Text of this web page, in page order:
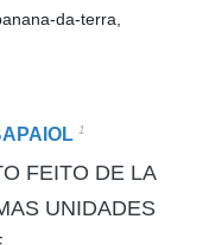
da-terra,
1
FEITO DE LA
UNIDADES